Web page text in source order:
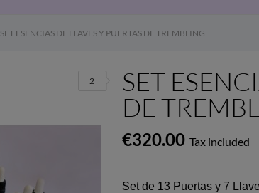
SET ESENCIAS DE LLAVES Y PUERTAS DE TREMBLING
SET
DE
€320.00 Tax included
Set de 13 Puertas y 7
2